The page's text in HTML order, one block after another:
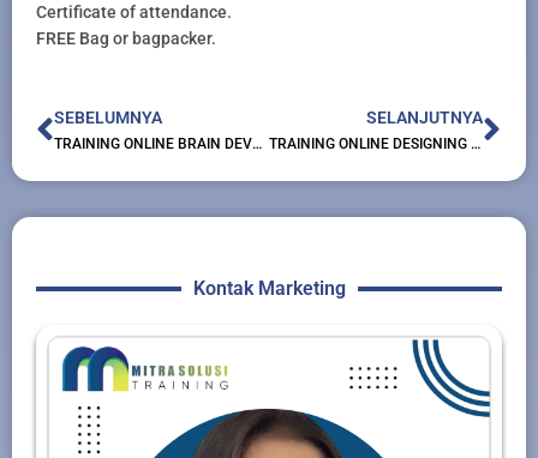
Certificate of attendance.
FREE Bag or bagpacker.
Prev
SEBELUMNYA
TRAINING ONLINE BRAIN DEVELOPMENT FOR PERSONAL ASSISTANT & SECRETARY
SELANJUTNYA
TRAINING ONLINE DESIGNING GAMES TRAINING : FOR INDOOR AND OUTDOOR PROGRAM
Kontak Marketing